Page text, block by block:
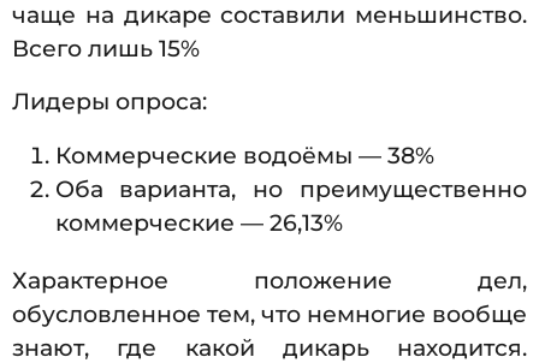
чаще на дикаре составили меньшинство.
Всего лишь 15%
Лидеры опроса:
Коммерческие водоёмы — 38%
Оба варианта, но преимущественно
коммерческие — 26,13%
Характерное положение дел,
обусловленное тем, что немногие вообще
знают, где какой дикарь находится.